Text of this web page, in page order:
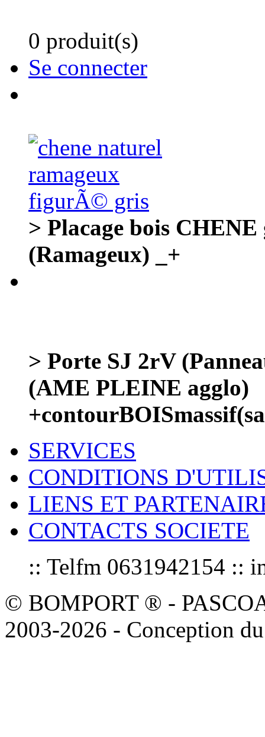
0 produit(s)
Se connecter
> Placage bois
(Ramageux) _+
> Porte SJ 2rV
(AME PLEINE agglo)
SERVICES
CONDITIONS
LIENS ET
CONTACTS SOCIETE
:: Telfm 0631942154 ::
© BOMPORT ® -
2003-2026 - Conception